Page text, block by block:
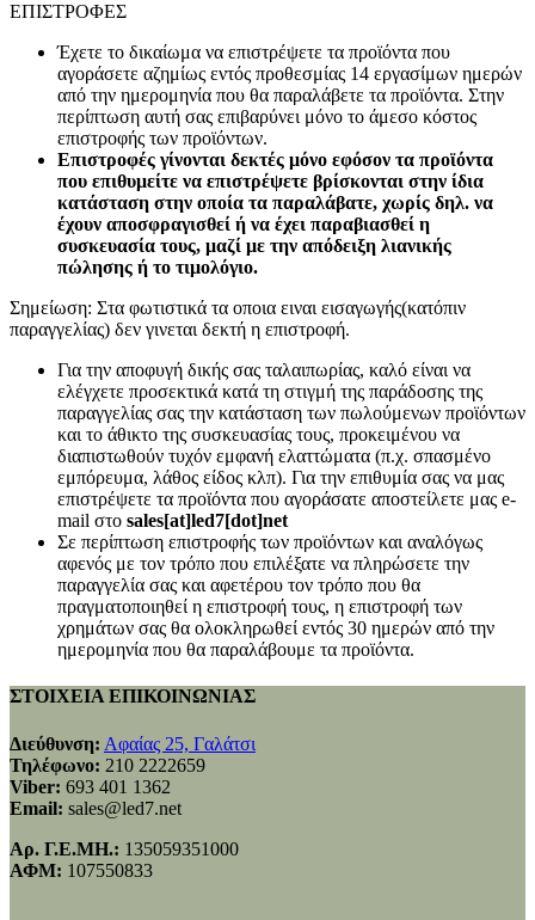
ΕΠΙΣΤΡΟΦΕΣ
Έχετε το δικαίωμα να επιστρέψετε τα προϊόντα που
αγοράσετε αζημίως εντός προθεσμίας 14 εργασίμων ημερών
από την ημερομηνία που θα παραλάβετε τα προϊόντα. Στην
περίπτωση αυτή σας επιβαρύνει μόνο το άμεσο κόστος
επιστροφής των προϊόντων.
Επιστροφές γίνονται δεκτές μόνο εφόσον τα προϊόντα
που επιθυμείτε να επιστρέψετε βρίσκονται στην ίδια
κατάσταση στην οποία τα παραλάβατε, χωρίς δηλ. να
έχουν αποσφραγισθεί ή να έχει παραβιασθεί η
συσκευασία τους, μαζί με την απόδειξη λιανικής
πώλησης ή το τιμολόγιο.
Σημείωση: Στα φωτιστικά τα οποια ειναι εισαγωγής(κατόπιν
παραγγελίας) δεν γινεται δεκτή η επιστροφή.
Για την αποφυγή δικής σας ταλαιπωρίας, καλό είναι να
ελέγχετε προσεκτικά κατά τη στιγμή της παράδοσης της
παραγγελίας σας την κατάσταση των πωλούμενων προϊόντων
και το άθικτο της συσκευασίας τους, προκειμένου να
διαπιστωθούν τυχόν εμφανή ελαττώματα (π.χ. σπασμένο
εμπόρευμα, λάθος είδος κλπ). Για την επιθυμία σας να μας
επιστρέψετε τα προϊόντα που αγοράσατε αποστείλετε μας e-
mail στο sales[at]led7[dot]net
Σε περίπτωση επιστροφής των προϊόντων και αναλόγως
αφενός με τον τρόπο που επιλέξατε να πληρώσετε την
παραγγελία σας και αφετέρου τον τρόπο που θα
πραγματοποιηθεί η επιστροφή τους, η επιστροφή των
χρημάτων σας θα ολοκληρωθεί εντός 30 ημερών από την
ημερομηνία που θα παραλάβουμε τα προϊόντα.
ΣΤΟΙΧΕΙΑ ΕΠΙΚΟΙΝΩΝΙΑΣ
Διεύθυνση: Αφαίας 25, Γαλάτσι
Τηλέφωνο: 210 2222659
Viber: 693 401 1362
Email: sales@led7.net
Αρ. Γ.Ε.ΜΗ.: 135059351000
ΑΦΜ: 107550833